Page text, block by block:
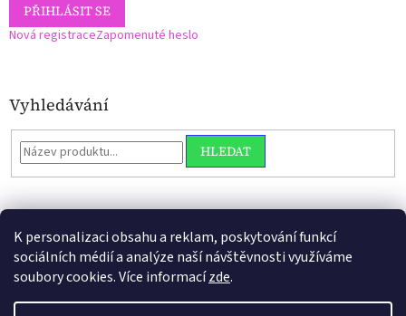
K personalizaci obsahu a reklam, poskytování funkcí
sociálních médií a analýze naší návštěvnosti využíváme
soubory cookies. Více informacízde.
PŘIHLÁSIT SE
Nová registraceZapomenuté heslo
Vyhledávání
HLEDAT